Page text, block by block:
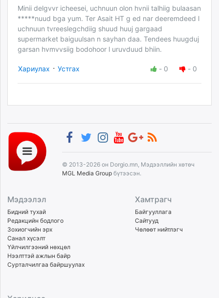
Minii delgvvr icheesei, uchnuun olon hvnii talhiig bulaasan
*****nuud bga yum. Ter Asait HT g ed nar deeremdeed l
uchnuun tvreeslegchdiig shuud huuj gargaad
supermarket baiguulsan n sayhan daa. Tendees huugduj
garsan hvmvvsiig bodohoor l uruvduud bhiin.
Хариулах · Устгах - 0 - 0
© 2013-2026 он Dorgio.mn, Мэдээллийн хөтөч
MGL Media Group бүтээсэн.
Мэдээлэл
Бидний тухай
Редакцийн бодлого
Зохиогчийн эрх
Санал хүсэлт
Үйлчилгээний нөхцөл
Нээлттэй ажлын байр
Сурталчилгаа байршуулах
Хамтрагч
Байгууллага
Сайтууд
Чөлөөт нийтлэгч